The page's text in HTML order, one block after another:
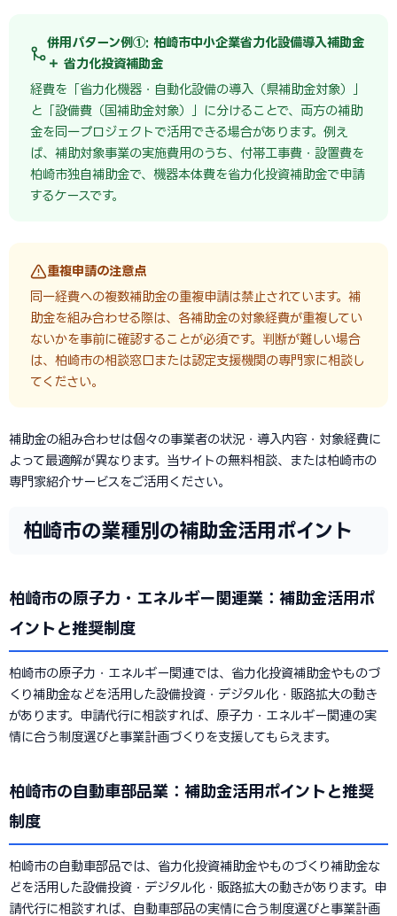
併用パターン例①: 柏崎市中小企業省力化設備導入補助金
＋ 省力化投資補助金
経費を「省力化機器・自動化設備の導入（県補助金対象）」
と「設備費（国補助金対象）」に分けることで、両方の補助
金を同一プロジェクトで活用できる場合があります。例え
ば、補助対象事業の実施費用のうち、付帯工事費・設置費を
柏崎市独自補助金で、機器本体費を省力化投資補助金で申請
するケースです。
重複申請の注意点
同一経費への複数補助金の重複申請は禁止されています。補
助金を組み合わせる際は、各補助金の対象経費が重複してい
ないかを事前に確認することが必須です。判断が難しい場合
は、柏崎市の相談窓口または認定支援機関の専門家に相談し
てください。
補助金の組み合わせは個々の事業者の状況・導入内容・対象経費に
よって最適解が異なります。当サイトの無料相談、または柏崎市の
専門家紹介サービスをご活用ください。
柏崎市の業種別の補助金活用ポイント
柏崎市の原子力・エネルギー関連業：補助金活用ポ
イントと推奨制度
柏崎市の原子力・エネルギー関連では、省力化投資補助金やものづ
くり補助金などを活用した設備投資・デジタル化・販路拡大の動き
があります。申請代行に相談すれば、原子力・エネルギー関連の実
情に合う制度選びと事業計画づくりを支援してもらえます。
柏崎市の自動車部品業：補助金活用ポイントと推奨
制度
柏崎市の自動車部品では、省力化投資補助金やものづくり補助金な
どを活用した設備投資・デジタル化・販路拡大の動きがあります。申
請代行に相談すれば、自動車部品の実情に合う制度選びと事業計画